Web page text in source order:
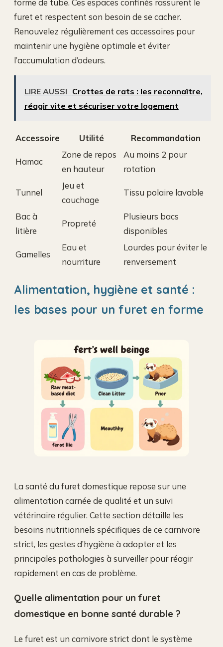
furet et respectent son besoin de se cacher.
Renouvelez régulièrement ces accessoires pour
maintenir une hygiène optimale et éviter
l’accumulation d’odeurs.
LIRE AUSSI Crottes de rats : les reconnaître,
réagir vite et sécuriser votre logement
Accessoire Utilité Recommandation
Hamac
Zone de repos
en hauteur
Au moins 2 pour
rotation
Tunnel
Jeu et
couchage
Tissu polaire lavable
Bac à
litière
Propreté
Plusieurs bacs
disponibles
Gamelles
Eau et
nourriture
Lourdes pour éviter le
renversement
Alimentation, hygiène et santé :
les bases pour un furet en forme
La santé du furet domestique repose sur une
alimentation carnée de qualité et un suivi
vétérinaire régulier. Cette section détaille les
besoins nutritionnels spécifiques de ce carnivore
strict, les gestes d’hygiène à adopter et les
principales pathologies à surveiller pour réagir
rapidement en cas de problème.
Quelle alimentation pour un furet
domestique en bonne santé durable ?
Le furet est un carnivore strict dont le système